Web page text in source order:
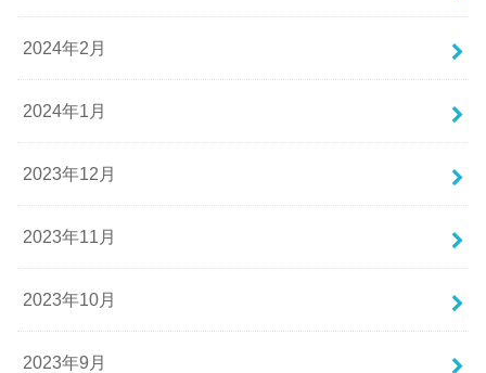
2024年2月
2024年1月
2023年12月
2023年11月
2023年10月
2023年9月